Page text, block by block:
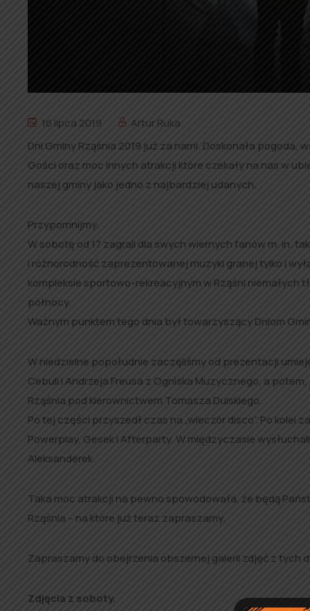
16 lipca 2019
Artur Ruka
Dni Gminy Rząśnia 2019 już za nami. Doskonała
Gości oraz moc innych atrakcji które czekały na nas w
naszej gminy jako jedno z najbardziej udanych.
Przypomnijmy.
W sobotę od 17 zagrali dla swych wiernych fanów m. in.
i różnorodność zaprezentowanej muzyki granej tylko i
kompleksie sportowo-rekreacyjnym w Rząśni niemałych
północy.
Ważnym punktem tego dnia był towarzyszący Dniom
W niedzielne popołudnie zaczęliśmy od prezentacji
Cebuli i Andrzeja Freusa z Ogniska Muzycznego, a
Rząśnia pod kierownictwem Tomasza Dulskiego.
Po tej części przyszedł czas na „wieczór disco”. Po
Powerplay, Gesek i Afterparty. W międzyczasie
Aleksanderek.
Taka moc atrakcji na pewno spowodowała, że będą
Rząśnia – na które już teraz zapraszamy.
Zapraszamy do obejrzenia obszernej galerii zdjęć z tych
Zdjęcia z soboty.